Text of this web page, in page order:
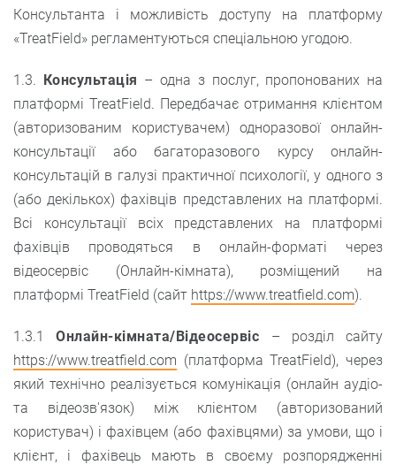
Консультанта і можливість доступу на платформу
«TreatField» регламентуються спеціальною угодою.
1.3. Консультація – одна з послуг, пропонованих на
платформі TreatField. Передбачає отримання клієнтом
(авторизованим користувачем) одноразової онлайн-
консультації або багаторазового курсу онлайн-
консультацій в галузі практичної психології, у одного з
(або декількох) фахівців представлених на платформі.
Всі консультації всіх представлених на платформі
фахівців проводяться в онлайн-форматі через
відеосервіс (Онлайн-кімната), розміщений на
платформі TreatField (сайт https://www.treatfield.com).
1.3.1Онлайн-кімната/Відеосервіс – розділ сайту
https://www.treatfield.com (платформа TreatFiеld), через
який технічно реалізується комунікація (онлайн аудіо-
та відеозв'язок) між клієнтом (авторизований
користувач) і фахівцем (або фахівцями) за умови, що і
клієнт, і фахівець мають в своєму розпорядженні